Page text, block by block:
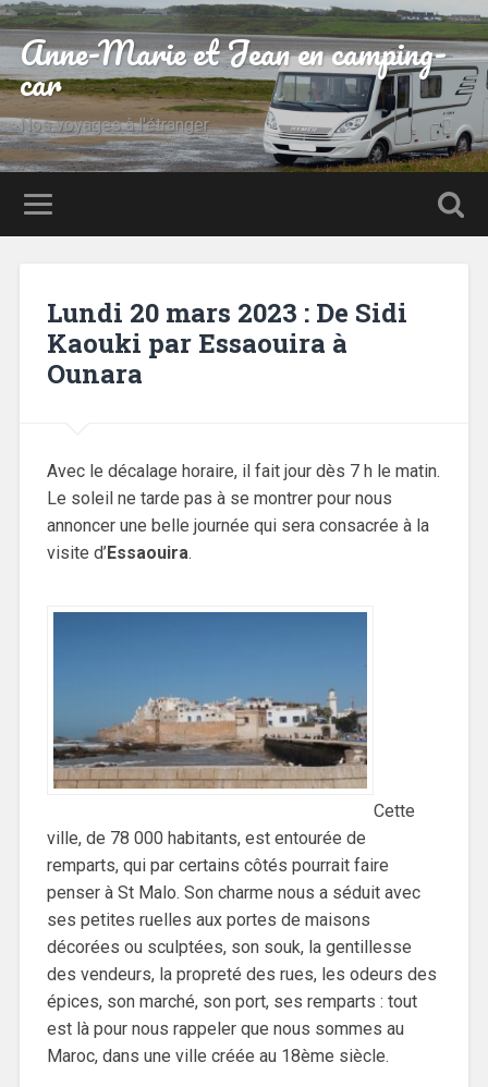
Anne-Marie et Jean en camping-
car
Nos voyages à l'étranger
Lundi 20 mars 2023 : De Sidi
Kaouki par Essaouira à
Ounara
Avec le décalage horaire, il fait jour dès 7 h le matin.
Le soleil ne tarde pas à se montrer pour nous
annoncer une belle journée qui sera consacrée à la
visite d’Essaouira.
Cette
ville, de 78 000 habitants, est entourée de
remparts, qui par certains côtés pourrait faire
penser à St Malo. Son charme nous a séduit avec
ses petites ruelles aux portes de maisons
décorées ou sculptées, son souk, la gentillesse
des vendeurs, la propreté des rues, les odeurs des
épices, son marché, son port, ses remparts : tout
est là pour nous rappeler que nous sommes au
Maroc, dans une ville créée au 18ème siècle.